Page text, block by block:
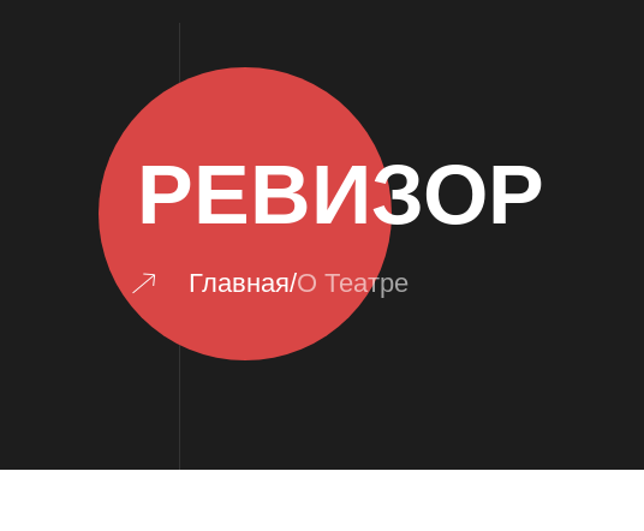
РЕВИЗОР
Главная/О Театре